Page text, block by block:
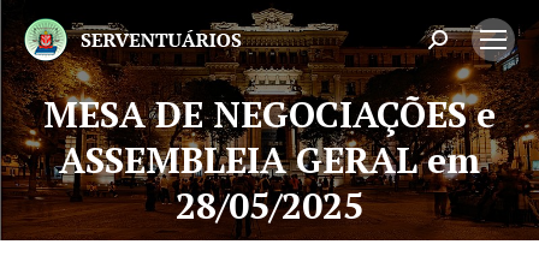
Search:
MESA DE NEGOCIAÇÕES e
ASSEMBLEIA GERAL em
28/05/2025
Você está aqui: